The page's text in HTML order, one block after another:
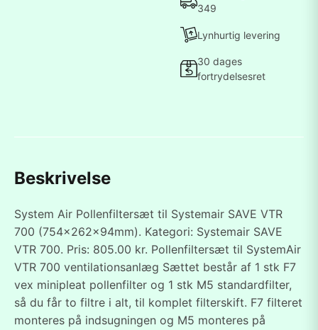
349
Lynhurtig levering
30 dages
fortrydelsesret
Beskrivelse
System Air Pollenfiltersæt til Systemair SAVE VTR
700 (754x262x94mm). Kategori: Systemair SAVE
VTR 700. Pris: 805.00 kr. Pollenfiltersæt til SystemAir
VTR 700 ventilationsanlæg Sættet består af 1 stk F7
vex minipleat pollenfilter og 1 stk M5 standardfilter,
så du får to filtre i alt, til komplet filterskift. F7 filteret
monteres på indsugningen og M5 monteres på